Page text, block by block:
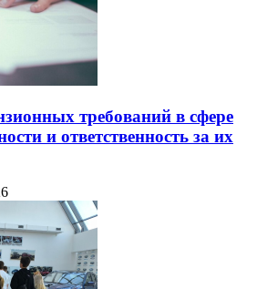
требований в сфере
и ответственность за их